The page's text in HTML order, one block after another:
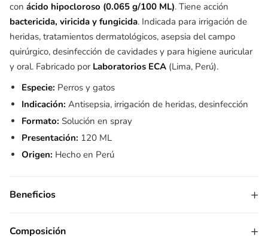
con ácido hipocloroso (0.065 g/100 ML). Tiene acción
bactericida, viricida y fungicida. Indicada para irrigación de
heridas, tratamientos dermatológicos, asepsia del campo
quirúrgico, desinfección de cavidades y para higiene auricular
y oral. Fabricado por Laboratorios ECA (Lima, Perú).
Especie: Perros y gatos
Indicación: Antisepsia, irrigación de heridas, desinfección
Formato: Solución en spray
Presentación: 120 ML
Origen: Hecho en Perú
Beneficios +
Composición +